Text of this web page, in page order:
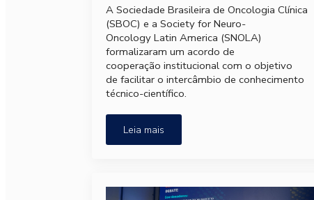
A Sociedade Brasileira de Oncologia Clínica
(SBOC) e a Society for Neuro-
Oncology Latin America (SNOLA)
formalizaram um acordo de
cooperação institucional com o objetivo
de facilitar o intercâmbio de conhecimento
técnico-científico.
Leia mais